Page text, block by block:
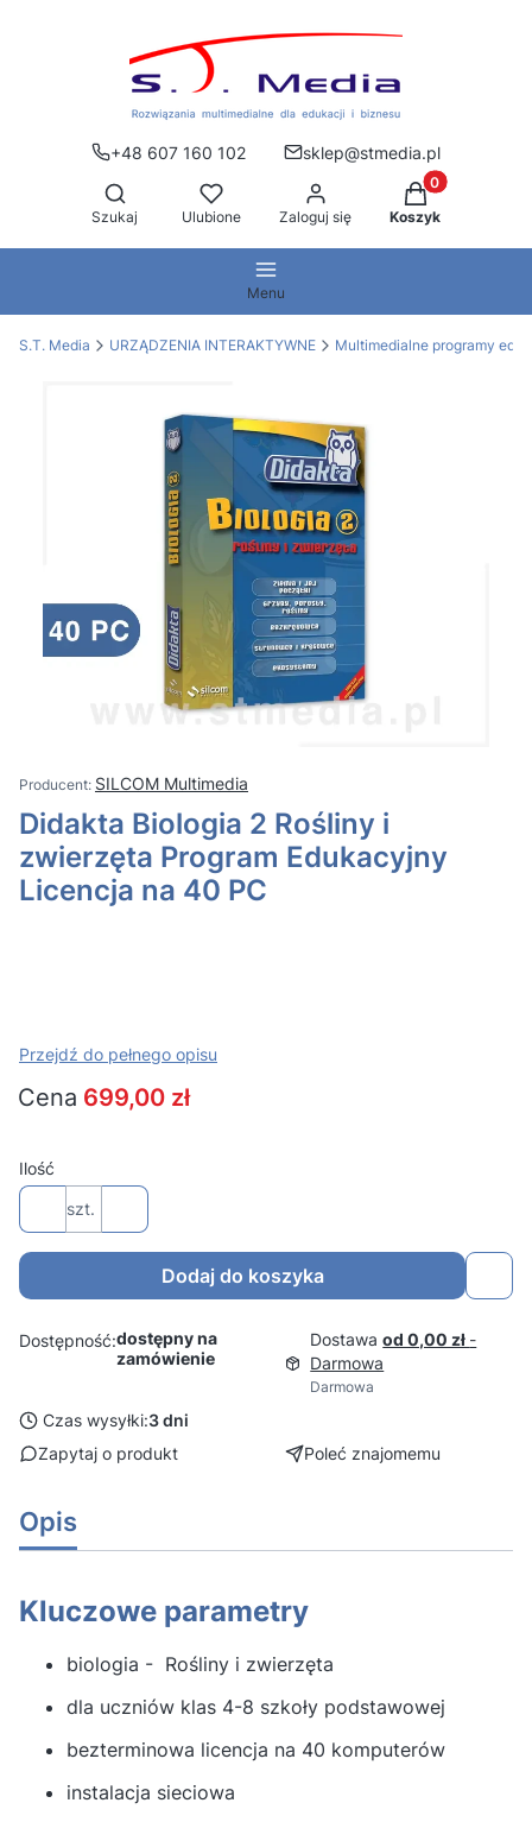
+48 607 160 102
sklep@stmedia.pl
Otwórz wyszukiwarkę
Szukaj Ulubione Zaloguj się
Produkty w
Koszyk
Menu
S.T. Media URZĄDZENIA INTERAKTYWNE Multimedialne programy
SILCOM Multimedia
Didakta Biologia 2 Rośliny i
zwierzęta Program Edukacyjny
Licencja na 40 PC
Przejdź do pełnego opisu
Cena 699,00 zł
Ilość
szt.
Dodaj do koszyka
Dostępność:dostępny na
zamówienie
Dostawaod 0,00 zł -
Darmowa
Darmowa
Czas wysyłki:3 dni
Zapytaj o produkt
Poleć znajomemu
Opis
Kluczowe parametry
biologia - Rośliny i zwierzęta
dla uczniów klas 4-8 szkoły podstawowej
bezterminowa licencja na 40 komputerów
instalacja sieciowa